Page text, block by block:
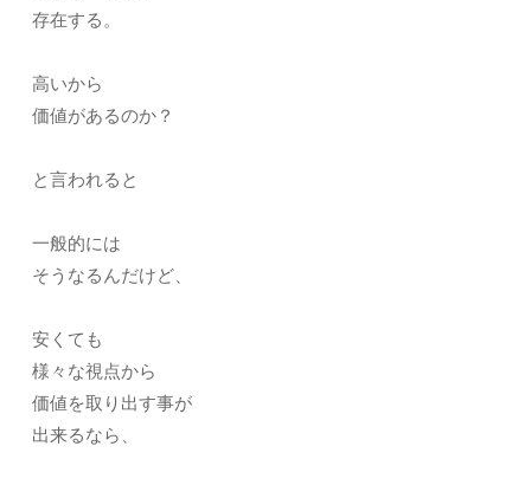
存在する。
高いから
価値があるのか？
と言われると
一般的には
そうなるんだけど、
安くても
様々な視点から
価値を取り出す事が
出来るなら、